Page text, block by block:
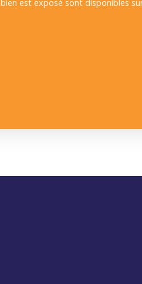
est exposé sont disponibles